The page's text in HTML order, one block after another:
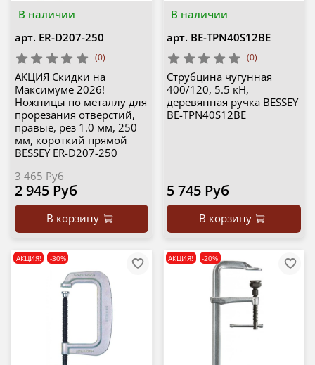
В наличии
арт. ER-D207-250
(0)
АКЦИЯ Скидки на
Максимуме 2026!
Ножницы по металлу для
прорезания отверстий,
правые, рез 1.0 мм, 250
мм, короткий прямой
BESSEY ER-D207-250
3 465 Руб
2 945 Руб
В корзину
В наличии
арт. BE-TPN40S12BE
(0)
Струбцина чугунная
400/120, 5.5 кН,
деревянная ручка BESSEY
BE-TPN40S12BE
5 745 Руб
В корзину
АКЦИЯ! -30% АКЦИЯ! -20%